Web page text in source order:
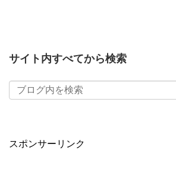
サイト内すべてから検索
スポンサーリンク